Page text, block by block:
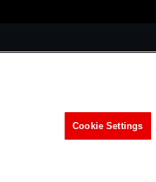
ウェブアクセシビリティ方針
Cookie Settings